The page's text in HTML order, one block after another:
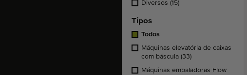
Diversos (15)
Tipos
Todos
Máquinas elevatória de caixas
com báscula (33)
Máquinas embaladoras Flow